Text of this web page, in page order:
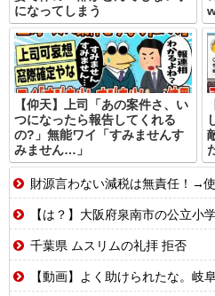
になってしまう
【仰天】上司「あの案件さ、い
つになったら報告してくれる
の?」無能ワイ「すみませんす
みません…」
財源言わない減税は無責任！→使
【は？】大阪府泉南市の公立小
千葉県 ムスリムの礼拝 拒否
【動画】よく助けられたな。岐阜の